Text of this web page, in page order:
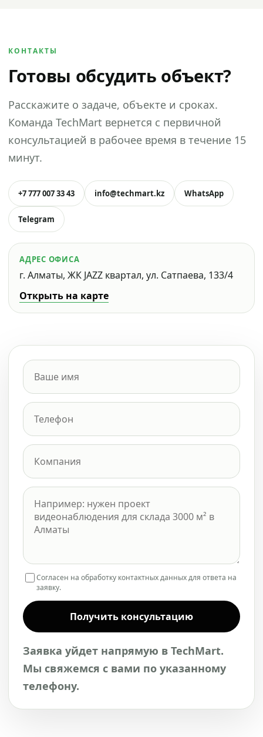
КОНТАКТЫ
Готовы обсудить объект?
Расскажите о задаче, объекте и сроках.
Команда TechMart вернется с первичной
консультацией в рабочее время в течение 15
минут.
+7 777 007 33 43 info@techmart.kz WhatsApp
Telegram
АДРЕС ОФИСА
г. Алматы, ЖК JAZZ квартал, ул. Сатпаева, 133/4
Открыть на карте
Согласен на обработку контактных данных для ответа на
заявку.
Получить консультацию
Заявка уйдет напрямую в TechMart.
Мы свяжемся с вами по указанному
телефону.